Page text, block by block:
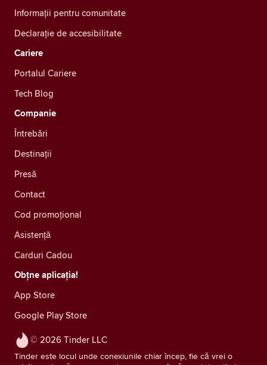
© 2026 Tinder LLC
Tinder este locul unde conexiunile chiar încep, fie că vrei o
Informații pentru comunitate
Declarație de accesibilitate
Cariere
Portalul Cariere
Tech Blog
Companie
Întrebări
Destinații
Presă
Contact
Cod promoțional
Asistență
Carduri Cadou
Obțne aplicația!
App Store
Google Play Store